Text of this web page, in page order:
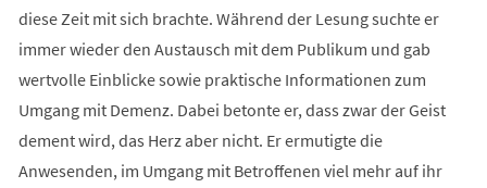
diese Zeit mit sich brachte. Während der Lesung suchte er
immer wieder den Austausch mit dem Publikum und gab
wertvolle Einblicke sowie praktische Informationen zum
Umgang mit Demenz. Dabei betonte er, dass zwar der Geist
dement wird, das Herz aber nicht. Er ermutigte die
Anwesenden, im Umgang mit Betroffenen viel mehr auf ihr